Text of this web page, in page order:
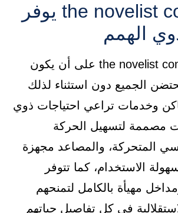
the novelist compound يوفر
الهمم
يحرص the novelist compound على أن يكون
الجميع دون استثناء لذلك
وخدمات تراعي احتياجات ذوي
مصممة لتسهيل الحركة
المتحركة، والمصاعد مجهزة
الاستخدام، كما تتوفر
مهيأة بالكامل لتمنحهم
في كل تفاصيل حياتهم